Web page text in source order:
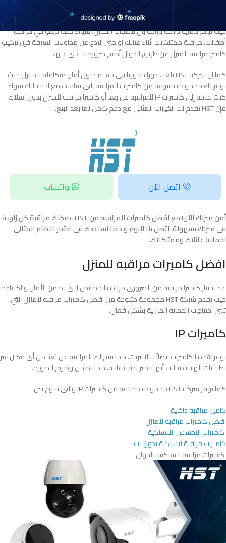
لا شك أن افضل كاميرات مراقبه للمنزل تعتبر جزء أساسي من أنظمة الأمان الحديثة
حيث توفر حماية دائمة وراحة بال لأصحاب المنازل. سواء كنت ترغب في مراقبة
أطفالك، مراقبة ممتلكاتك أثناء غيابك أو حتى الردع عن محاولات السرقة فإن تركيب
كاميرا مراقبة المنزل عن طريق الجوال أصبح ضرورة لا غنى عنها.
كما إن شركة HST تلعب دورا محوريا في تقديم حلول أمان متكاملة للمنازل حيث
توفر لك مجموعة متنوعة من كاميرات المراقبة التي تتناسب مع احتياجاتك سواء
كنت بحاجة إلى كاميرات IP للمراقبة عن بعد أو كاميرا مراقبة للمنزل بدون اسلاك
فإن HST تقدم لك الخيارات المثالي مع دعم كامل لما بعد البيع.
اتصل الآن واتساب
أمن منزلك الآن! مع افضل كاميرات المراقبه من HST، يمكنك مراقبة كل زاوية
في منزلك بسهولة. اتصل بنا اليوم و دعنا نساعدك في اختيار النظام المثالي
لحماية عائلتك وممتلكاتك.
افضل كاميرات مراقبه للمنزل
عند اختيار كاميرا مراقبه من الضروري مراعاة الخصائص التي تضمن الأمان والكفاءة
حيث تقدم شركة HST مجموعة متنوعة من افضل كاميرات مراقبه للمنزل التي
تلبي احتياجات الحماية المنزلية بشكل فعال.
كاميرات IP
توفر هذه الكاميرات اتصالًا بالإنترنت، مما يتيح لك المراقبة عن بُعد من أي مكان عبر
تطبيقات الهاتف بجانب أنها تتميز بدقة عالية، مما يضمن وضوح الصورة.
كما توفر شركة HST مجموعة مختلفة من كاميرات IP والتي تتنوع بين:
كاميرا مراقبة داخلية
افضل كاميرات مراقبه للمنزل
كاميرات التجسس اللاسلكية
كاميرات مراقبة لاسلكية بدون نت
كاميرات مراقبة لاسلكية بالجوال